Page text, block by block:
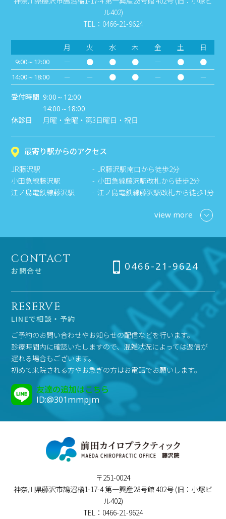
ル402)
TEL：0466-21-9624
月 火 水 木 金 土 日
9:00～12:00 － ● ● ● － ● ●
14:00～18:00 － － ● ● － ●
－
受付時間 9:00～12:00
14:00～18:00
休診日 月曜・金曜・第3日曜日・祝日
最寄り駅からのアクセス
JR藤沢駅
JR藤沢駅南口から徒歩2分
小田急線藤沢駅
小田急線藤沢駅改札から徒歩2分
江ノ島電鉄線藤沢駅
江ノ島電鉄線藤沢駅改札から徒歩1分
view more
CONTACT
お問合せ 0466-21-9624
RESERVE
LINEで相談・予約
ご予約のお問い合わせやお知らせの配信などを行います。
診療時間内に確認いたしますので、混雑状況によっては返信が
遅れる場合もございます。
初めて来院される方やお急ぎの方はお電話でお願いします。
友達の追加はこちら
ID:@301mmpjm
〒251-0024
神奈川県藤沢市鵠沼橘1-17-4 第一興産28号館 402号 (旧：小塚ビ
ル402)
TEL：0466-21-9624